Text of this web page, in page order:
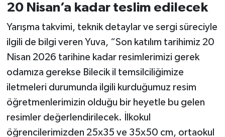
20 Nisan’a kadar teslim edilecek
​Yarışma takvimi, teknik detaylar ve sergi süreciyle
ilgili de bilgi veren Yuva, “Son katılım tarihimiz 20
Nisan 2026 tarihine kadar resimlerimizi gerek
odamıza gerekse Bilecik il temsilciliğimize
iletmeleri durumunda ilgili kurduğumuz resim
öğretmenlerimizin olduğu bir heyetle bu gelen
resimler değerlendirilecek. İlkokul
öğrencilerimizden 25x35 ve 35x50 cm, ortaokul